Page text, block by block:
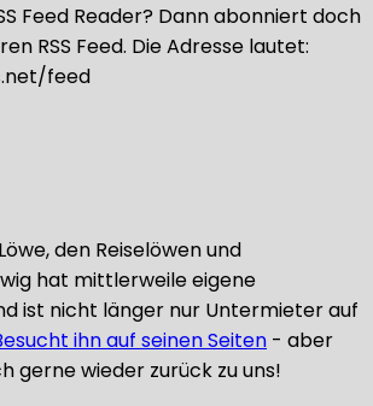
Feed Reader? Dann abonniert doch
RSS Feed. Die Adresse lautet:
feed
den Reiselöwen und
hat mittlerweile eigene
ist nicht länger nur Untermieter auf
ihn auf seinen Seiten - aber
gerne wieder zurück zu uns!